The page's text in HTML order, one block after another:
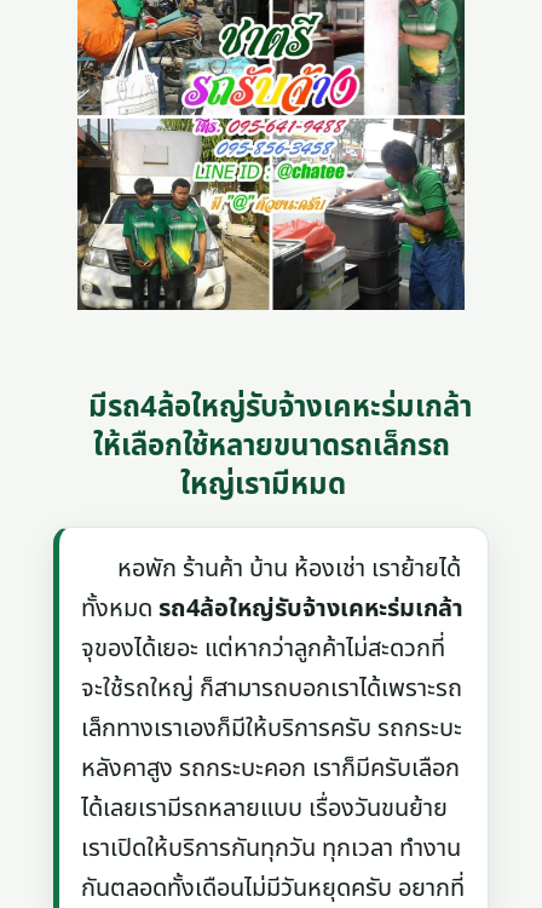
มีรถ4ล้อใหญ่รับจ้างเคหะร่มเกล้า
ให้เลือกใช้หลายขนาดรถเล็กรถ
ใหญ่เรามีหมด
หอพัก ร้านค้า บ้าน ห้องเช่า เราย้ายได้
ทั้งหมดรถ4ล้อใหญ่รับจ้างเคหะร่มเกล้า
จุของได้เยอะ แต่หากว่าลูกค้าไม่สะดวกที่
จะใช้รถใหญ่ ก็สามารถบอกเราได้เพราะรถ
เล็กทางเราเองก็มีให้บริการครับ รถกระบะ
หลังคาสูง รถกระบะคอก เราก็มีครับเลือก
ได้เลยเรามีรถหลายแบบ เรื่องวันขนย้าย
เราเปิดให้บริการกันทุกวัน ทุกเวลา ทำงาน
กันตลอดทั้งเดือนไม่มีวันหยุดครับ อยากที่